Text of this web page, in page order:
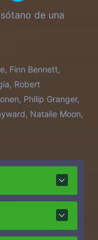
de una
Finn Bennett,
Robert
Philip Granger,
Natalie Moon,